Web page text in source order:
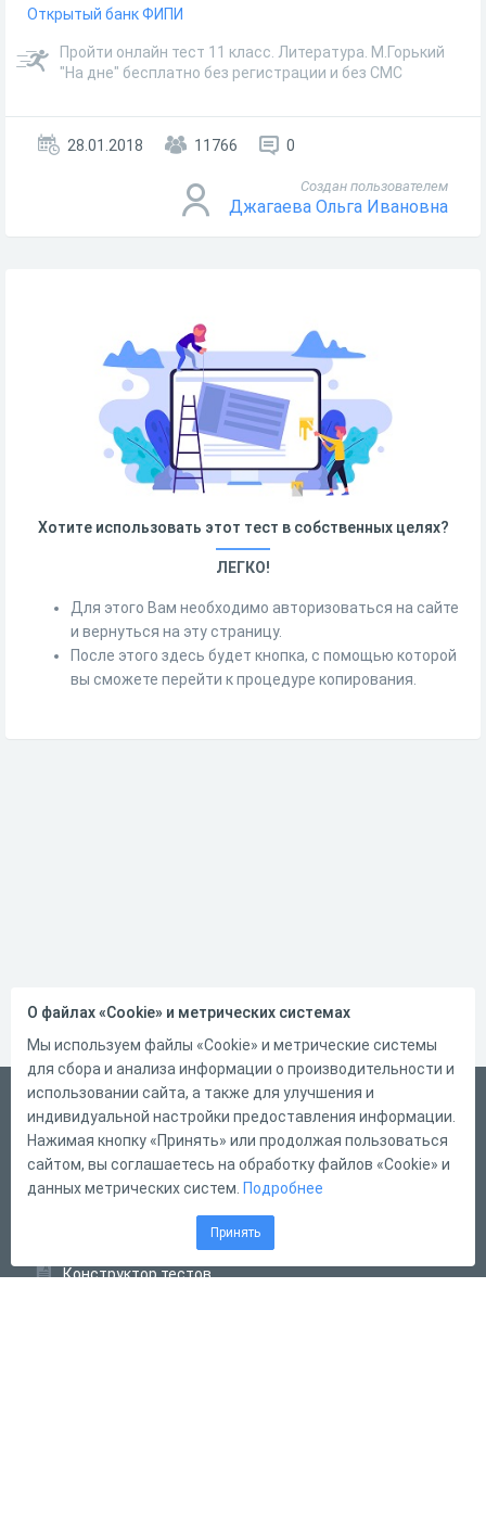
Открытый банк ФИПИ
Пройти онлайн тест 11 класс. Литература. М.Горький
"На дне" бесплатно без регистрации и без СМС
28.01.2018 11766 0
Создан пользователем
Джагаева Ольга Ивановна
Хотите использовать этот тест в собственных целях?
ЛЕГКО!
Для этого Вам необходимо авторизоваться на сайте
и вернуться на эту страницу.
После этого здесь будет кнопка, с помощью которой
вы сможете перейти к процедуре копирования.
Русский
Справка
Форма обратной связи
Конструктор тестов
О файлах «Cookie» и метрических системах
Мы используем файлы «Cookie» и метрические системы
для сбора и анализа информации о производительности и
использовании сайта, а также для улучшения и
индивидуальной настройки предоставления информации.
Нажимая кнопку «Принять» или продолжая пользоваться
сайтом, вы соглашаетесь на обработку файлов «Cookie» и
данных метрических систем. Подробнее
Принять